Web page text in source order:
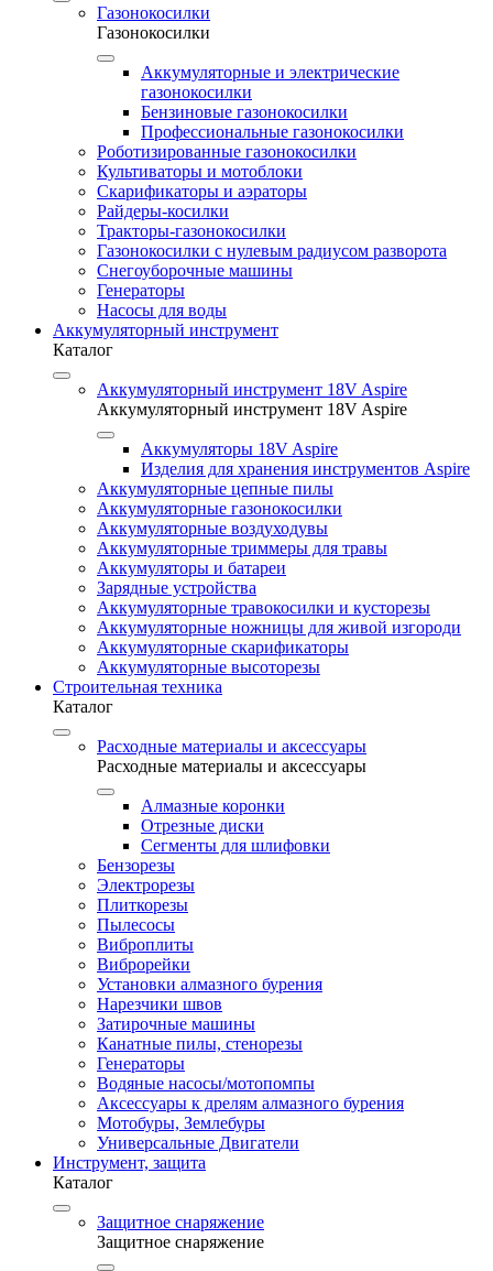
Газонокосилки
Газонокосилки
Аккумуляторные и электрические
газонокосилки
Бензиновые газонокосилки
Профессиональные газонокосилки
Роботизированные газонокосилки
Культиваторы и мотоблоки
Скарификаторы и аэраторы
Райдеры-косилки
Тракторы-газонокосилки
Газонокосилки с нулевым радиусом разворота
Снегоуборочные машины
Генераторы
Насосы для воды
Аккумуляторный инструмент
Каталог
Аккумуляторный инструмент 18V Aspire
Аккумуляторный инструмент 18V Aspire
Аккумуляторы 18V Aspire
Изделия для хранения инструментов Aspire
Аккумуляторные цепные пилы
Аккумуляторные газонокосилки
Аккумуляторные воздуходувы
Аккумуляторные триммеры для травы
Аккумуляторы и батареи
Зарядные устройства
Аккумуляторные травокосилки и кусторезы
Аккумуляторные ножницы для живой изгороди
Аккумуляторные скарификаторы
Аккумуляторные высоторезы
Строительная техника
Каталог
Расходные материалы и аксессуары
Расходные материалы и аксессуары
Алмазные коронки
Отрезные диски
Сегменты для шлифовки
Бензорезы
Электрорезы
Плиткорезы
Пылесосы
Виброплиты
Виброрейки
Установки алмазного бурения
Нарезчики швов
Затирочные машины
Канатные пилы, стенорезы
Генераторы
Водяные насосы/мотопомпы
Аксессуары к дрелям алмазного бурения
Мотобуры, Землебуры
Универсальные Двигатели
Инструмент, защита
Каталог
Защитное снаряжение
Защитное снаряжение